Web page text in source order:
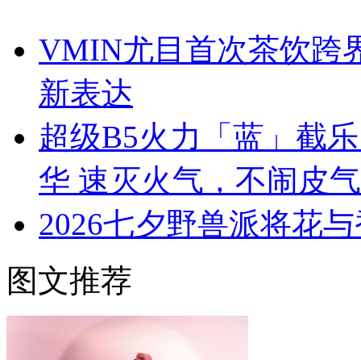
VMIN尤目首次茶饮跨
新表达
超级B5火力「蓝」截
华 速灭火气，不闹皮气
2026七夕野兽派将花
图文推荐